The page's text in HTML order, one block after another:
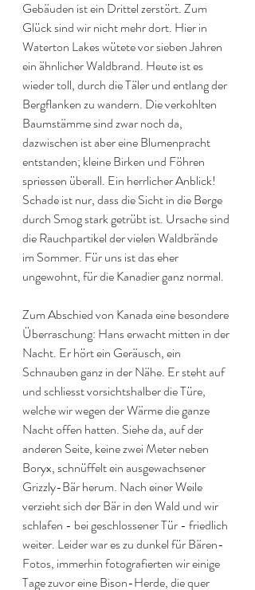
Gebäuden ist ein Drittel zerstört. Zum
Glück sind wir nicht mehr dort. Hier in
Waterton Lakes wütete vor sieben Jahren
ein ähnlicher Waldbrand. Heute ist es
wieder toll, durch die Täler und entlang der
Bergflanken zu wandern. Die verkohlten
Baumstämme sind zwar noch da,
dazwischen ist aber eine Blumenpracht
entstanden; kleine Birken und Föhren
spriessen überall. Ein herrlicher Anblick!
Schade ist nur, dass die Sicht in die Berge
durch Smog stark getrübt ist. Ursache sind
die Rauchpartikel der vielen Waldbrände
im Sommer. Für uns ist das eher
ungewohnt, für die Kanadier ganz normal.
Zum Abschied von Kanada eine besondere
Überraschung: Hans erwacht mitten in der
Nacht. Er hört ein Geräusch, ein
Schnauben ganz in der Nähe. Er steht auf
und schliesst vorsichtshalber die Türe,
welche wir wegen der Wärme die ganze
Nacht offen hatten. Siehe da, auf der
anderen Seite, keine zwei Meter neben
Boryx, schnüffelt ein ausgewachsener
Grizzly-Bär herum. Nach einer Weile
verzieht sich der Bär in den Wald und wir
schlafen - bei geschlossener Tür - friedlich
weiter. Leider war es zu dunkel für Bären-
Fotos, immerhin fotografierten wir einige
Tage zuvor eine Bison-Herde, die quer